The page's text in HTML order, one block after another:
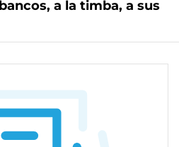
a la timba, a sus